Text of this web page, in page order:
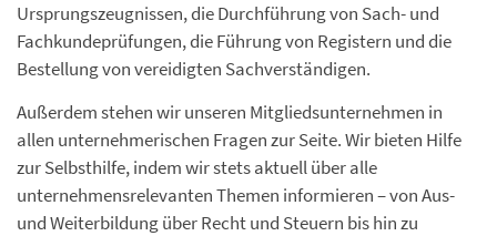
Ursprungszeugnissen, die Durchführung von Sach- und
Fachkundeprüfungen, die Führung von Registern und die
Bestellung von vereidigten Sachverständigen.
Außerdem stehen wir unseren Mitgliedsunternehmen in
allen unternehmerischen Fragen zur Seite. Wir bieten Hilfe
zur Selbsthilfe, indem wir stets aktuell über alle
unternehmensrelevanten Themen informieren – von Aus-
und Weiterbildung über Recht und Steuern bis hin zu